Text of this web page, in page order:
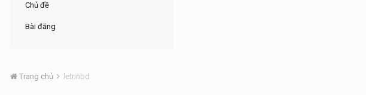
Chủ đề
Bài đăng
Trang chủ letrinbd